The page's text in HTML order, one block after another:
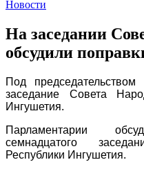
Новости
На заседании
обсудили
Под
заседание Совета
Ингушетия.
Парламентарии
семнадцатого
Республики Ингушетия.